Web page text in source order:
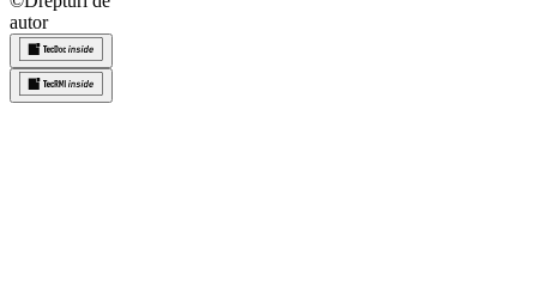
autor